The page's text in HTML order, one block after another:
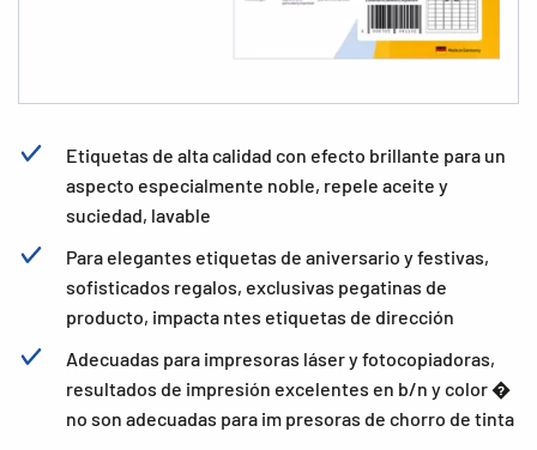
Etiquetas de alta calidad con efecto brillante para un
aspecto especialmente noble, repele aceite y
suciedad, lavable
Para elegantes etiquetas de aniversario y festivas,
sofisticados regalos, exclusivas pegatinas de
producto, impacta ntes etiquetas de dirección
Adecuadas para impresoras láser y fotocopiadoras,
resultados de impresión excelentes en b/n y color �
no son adecuadas para im presoras de chorro de tinta